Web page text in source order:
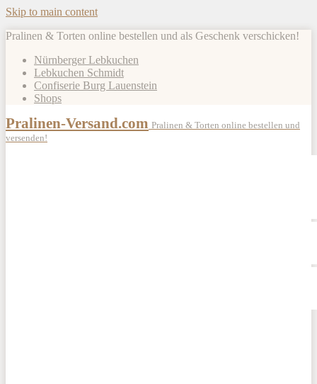
Skip to main content
Pralinen & Torten online bestellen und als Geschenk verschicken!
Nürnberger Lebkuchen
Lebkuchen Schmidt
Confiserie Burg Lauenstein
Shops
Pralinen-Versand.com Pralinen & Torten online bestellen und
versenden!